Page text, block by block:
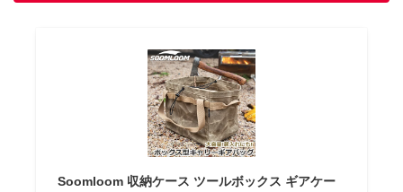
Soomloom 収納ケース ツールボックス ギアケー